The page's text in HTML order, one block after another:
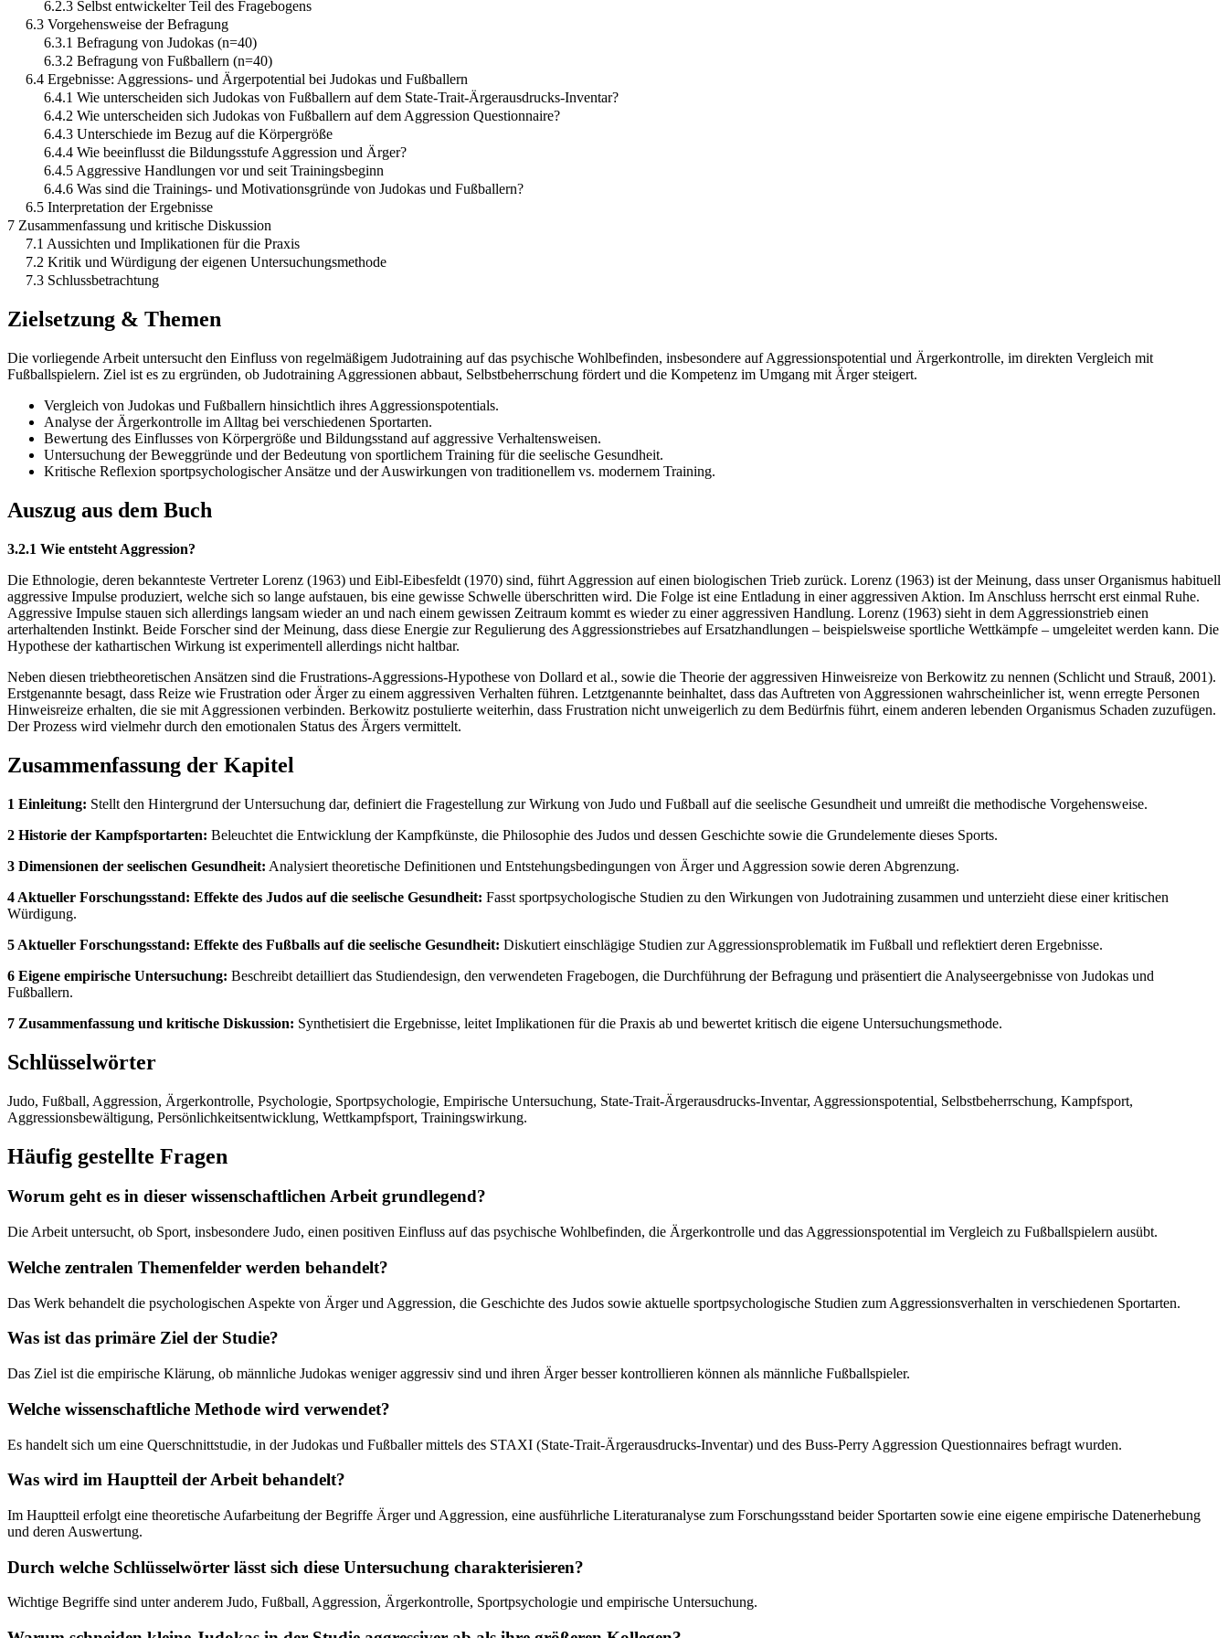
6.2.3 Selbst entwickelter Teil des Fragebogens
6.3 Vorgehensweise der Befragung
6.3.1 Befragung von Judokas (n=40)
6.3.2 Befragung von Fußballern (n=40)
6.4 Ergebnisse: Aggressions- und Ärgerpotential bei Judokas und Fußballern
6.4.1 Wie unterscheiden sich Judokas von Fußballern auf dem State-Trait-Ärgerausdrucks-Inventar?
6.4.2 Wie unterscheiden sich Judokas von Fußballern auf dem Aggression Questionnaire?
6.4.3 Unterschiede im Bezug auf die Körpergröße
6.4.4 Wie beeinflusst die Bildungsstufe Aggression und Ärger?
6.4.5 Aggressive Handlungen vor und seit Trainingsbeginn
6.4.6 Was sind die Trainings- und Motivationsgründe von Judokas und Fußballern?
6.5 Interpretation der Ergebnisse
7 Zusammenfassung und kritische Diskussion
7.1 Aussichten und Implikationen für die Praxis
7.2 Kritik und Würdigung der eigenen Untersuchungsmethode
7.3 Schlussbetrachtung
Zielsetzung & Themen
Die vorliegende Arbeit untersucht den Einfluss von regelmäßigem Judotraining auf das psychische Wohlbefinden, insbesondere auf Aggressionspotential und Ärgerkontrolle, im direkten Vergleich mit
Fußballspielern. Ziel ist es zu ergründen, ob Judotraining Aggressionen abbaut, Selbstbeherrschung fördert und die Kompetenz im Umgang mit Ärger steigert.
Vergleich von Judokas und Fußballern hinsichtlich ihres Aggressionspotentials.
Analyse der Ärgerkontrolle im Alltag bei verschiedenen Sportarten.
Bewertung des Einflusses von Körpergröße und Bildungsstand auf aggressive Verhaltensweisen.
Untersuchung der Beweggründe und der Bedeutung von sportlichem Training für die seelische Gesundheit.
Kritische Reflexion sportpsychologischer Ansätze und der Auswirkungen von traditionellem vs. modernem Training.
Auszug aus dem Buch
3.2.1 Wie entsteht Aggression?
Die Ethnologie, deren bekannteste Vertreter Lorenz (1963) und Eibl-Eibesfeldt (1970) sind, führt Aggression auf einen biologischen Trieb zurück. Lorenz (1963) ist der Meinung, dass unser Organismus habituell
aggressive Impulse produziert, welche sich so lange aufstauen, bis eine gewisse Schwelle überschritten wird. Die Folge ist eine Entladung in einer aggressiven Aktion. Im Anschluss herrscht erst einmal Ruhe.
Aggressive Impulse stauen sich allerdings langsam wieder an und nach einem gewissen Zeitraum kommt es wieder zu einer aggressiven Handlung. Lorenz (1963) sieht in dem Aggressionstrieb einen
arterhaltenden Instinkt. Beide Forscher sind der Meinung, dass diese Energie zur Regulierung des Aggressionstriebes auf Ersatzhandlungen – beispielsweise sportliche Wettkämpfe – umgeleitet werden kann. Die
Hypothese der kathartischen Wirkung ist experimentell allerdings nicht haltbar.
Neben diesen triebtheoretischen Ansätzen sind die Frustrations-Aggressions-Hypothese von Dollard et al., sowie die Theorie der aggressiven Hinweisreize von Berkowitz zu nennen (Schlicht und Strauß, 2001).
Erstgenannte besagt, dass Reize wie Frustration oder Ärger zu einem aggressiven Verhalten führen. Letztgenannte beinhaltet, dass das Auftreten von Aggressionen wahrscheinlicher ist, wenn erregte Personen
Hinweisreize erhalten, die sie mit Aggressionen verbinden. Berkowitz postulierte weiterhin, dass Frustration nicht unweigerlich zu dem Bedürfnis führt, einem anderen lebenden Organismus Schaden zuzufügen.
Der Prozess wird vielmehr durch den emotionalen Status des Ärgers vermittelt.
Zusammenfassung der Kapitel
1 Einleitung: Stellt den Hintergrund der Untersuchung dar, definiert die Fragestellung zur Wirkung von Judo und Fußball auf die seelische Gesundheit und umreißt die methodische Vorgehensweise.
2 Historie der Kampfsportarten: Beleuchtet die Entwicklung der Kampfkünste, die Philosophie des Judos und dessen Geschichte sowie die Grundelemente dieses Sports.
3 Dimensionen der seelischen Gesundheit: Analysiert theoretische Definitionen und Entstehungsbedingungen von Ärger und Aggression sowie deren Abgrenzung.
4 Aktueller Forschungsstand: Effekte des Judos auf die seelische Gesundheit: Fasst sportpsychologische Studien zu den Wirkungen von Judotraining zusammen und unterzieht diese einer kritischen
Würdigung.
5 Aktueller Forschungsstand: Effekte des Fußballs auf die seelische Gesundheit: Diskutiert einschlägige Studien zur Aggressionsproblematik im Fußball und reflektiert deren Ergebnisse.
6 Eigene empirische Untersuchung: Beschreibt detailliert das Studiendesign, den verwendeten Fragebogen, die Durchführung der Befragung und präsentiert die Analyseergebnisse von Judokas und
Fußballern.
7 Zusammenfassung und kritische Diskussion: Synthetisiert die Ergebnisse, leitet Implikationen für die Praxis ab und bewertet kritisch die eigene Untersuchungsmethode.
Schlüsselwörter
Judo, Fußball, Aggression, Ärgerkontrolle, Psychologie, Sportpsychologie, Empirische Untersuchung, State-Trait-Ärgerausdrucks-Inventar, Aggressionspotential, Selbstbeherrschung, Kampfsport,
Aggressionsbewältigung, Persönlichkeitsentwicklung, Wettkampfsport, Trainingswirkung.
Häufig gestellte Fragen
Worum geht es in dieser wissenschaftlichen Arbeit grundlegend?
Die Arbeit untersucht, ob Sport, insbesondere Judo, einen positiven Einfluss auf das psychische Wohlbefinden, die Ärgerkontrolle und das Aggressionspotential im Vergleich zu Fußballspielern ausübt.
Welche zentralen Themenfelder werden behandelt?
Das Werk behandelt die psychologischen Aspekte von Ärger und Aggression, die Geschichte des Judos sowie aktuelle sportpsychologische Studien zum Aggressionsverhalten in verschiedenen Sportarten.
Was ist das primäre Ziel der Studie?
Das Ziel ist die empirische Klärung, ob männliche Judokas weniger aggressiv sind und ihren Ärger besser kontrollieren können als männliche Fußballspieler.
Welche wissenschaftliche Methode wird verwendet?
Es handelt sich um eine Querschnittstudie, in der Judokas und Fußballer mittels des STAXI (State-Trait-Ärgerausdrucks-Inventar) und des Buss-Perry Aggression Questionnaires befragt wurden.
Was wird im Hauptteil der Arbeit behandelt?
Im Hauptteil erfolgt eine theoretische Aufarbeitung der Begriffe Ärger und Aggression, eine ausführliche Literaturanalyse zum Forschungsstand beider Sportarten sowie eine eigene empirische Datenerhebung
und deren Auswertung.
Durch welche Schlüsselwörter lässt sich diese Untersuchung charakterisieren?
Wichtige Begriffe sind unter anderem Judo, Fußball, Aggression, Ärgerkontrolle, Sportpsychologie und empirische Untersuchung.